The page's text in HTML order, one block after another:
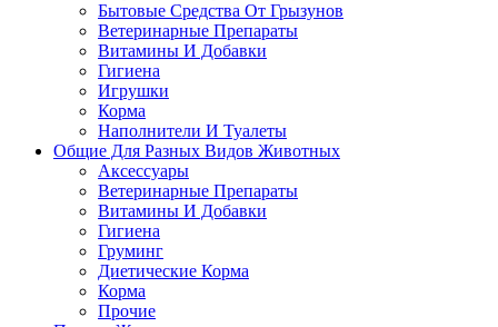
Бытовые Средства От Грызунов
Ветеринарные Препараты
Витамины И Добавки
Гигиена
Игрушки
Корма
Наполнители И Туалеты
Общие Для Разных Видов Животных
Аксессуары
Ветеринарные Препараты
Витамины И Добавки
Гигиена
Груминг
Диетические Корма
Корма
Прочие